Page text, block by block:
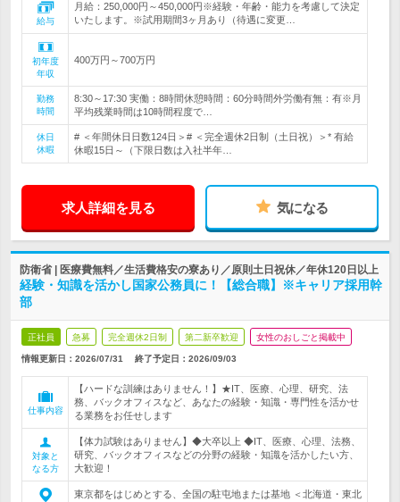
給与
月給：250,000円～450,000円※経験・年齢・能力を考慮して決定
いたします。※試用期間3ヶ月あり（待遇に変更…
初年度
年収
400万円～700万円
勤務
時間
8:30～17:30 実働：8時間休憩時間：60分時間外労働有無：有※月
平均残業時間は10時間程度で…
休日
休暇
# ＜年間休日日数124日＞# ＜完全週休2日制（土日祝）＞* 有給
休暇15日～（下限日数は入社半年…
求人詳細を見る 気になる
防衛省 | 医療費無料／生活費格安の寮あり／原則土日祝休／年休120日以上
経験・知識を活かし国家公務員に！【総合職】※キャリア採用幹
部
正社員 急募 完全週休2日制 第二新卒歓迎 女性のおしごと掲載中
情報更新日：2026/07/31 終了予定日： 2026/09/03
仕事内容
【ハードな訓練はありません！】★IT、医療、心理、研究、法
務、バックオフィスなど、あなたの経験・知識・専門性を活かせ
る業務をお任せします
対象と
なる方
【体力試験はありません】◆大卒以上 ◆IT、医療、心理、法務、
研究、バックオフィスなどの分野の経験・知識を活かしたい方、
大歓迎！
東京都をはじめとする、全国の駐屯地または基地 ＜北海道・東北